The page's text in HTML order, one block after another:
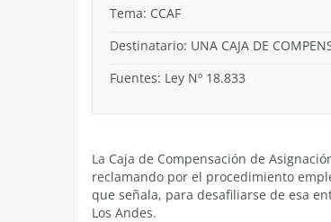
Tema: CCAF
Destinatario: UNA CAJA DE
Fuentes: Ley Nº 18.833
La Caja de Compensación de
reclamando por el procedimiento
que señala, para desafiliarse de esa
Los Andes.